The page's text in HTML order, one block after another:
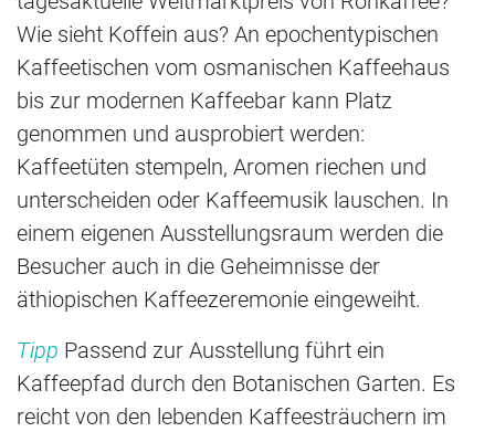
Wie sieht Koffein aus? An epochentypischen
Kaffeetischen vom osmanischen Kaffeehaus
bis zur modernen Kaffeebar kann Platz
genommen und ausprobiert werden:
Kaffeetüten stempeln, Aromen riechen und
unterscheiden oder Kaffeemusik lauschen. In
einem eigenen Ausstellungsraum werden die
Besucher auch in die Geheimnisse der
äthiopischen Kaffeezeremonie eingeweiht.
Tipp Passend zur Ausstellung führt ein
Kaffeepfad durch den Botanischen Garten. Es
reicht von den lebenden Kaffeesträuchern im